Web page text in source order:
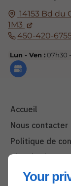
Your
14153 Bd du
1M3
450-420-
Lun - Ven :07h30
Accueil
Nous contacter
Politique de
Plan du site